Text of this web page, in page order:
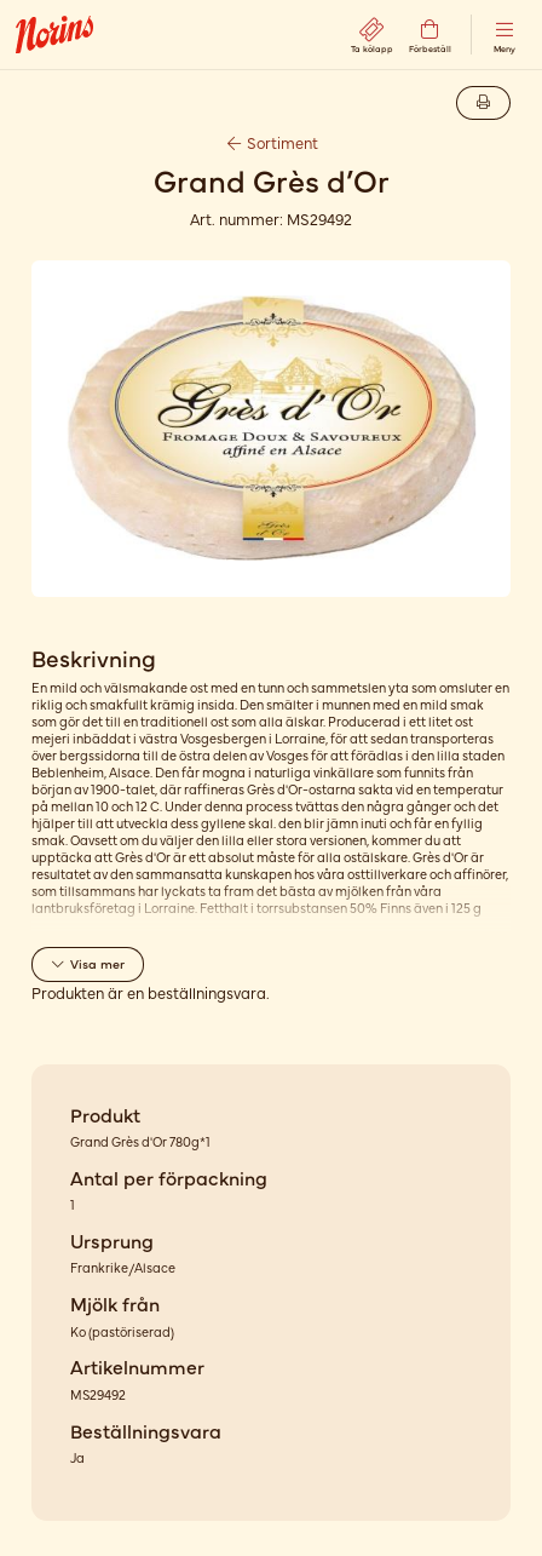
Ta kölapp Förbeställ Meny
Sortiment
Grand Grès d’Or
Art. nummer: MS29492
Beskrivning
En mild och välsmakande ost med en tunn och sammetslen yta som omsluter en
riklig och smakfullt krämig insida. Den smälter i munnen med en mild smak
som gör det till en traditionell ost som alla älskar. Producerad i ett litet ost
mejeri inbäddat i västra Vosgesbergen i Lorraine, för att sedan transporteras
över bergssidorna till de östra delen av Vosges för att förädlas i den lilla staden
Beblenheim, Alsace. Den får mogna i naturliga vinkällare som funnits från
början av 1900-talet, där raffineras Grès d'Or-ostarna sakta vid en temperatur
på mellan 10 och 12 C. Under denna process tvättas den några gånger och det
hjälper till att utveckla dess gyllene skal. den blir jämn inuti och får en fyllig
smak. Oavsett om du väljer den lilla eller stora versionen, kommer du att
upptäcka att Grès d'Or är ett absolut måste för alla ostälskare. Grès d'Or är
resultatet av den sammansatta kunskapen hos våra osttillverkare och affinörer,
som tillsammans har lyckats ta fram det bästa av mjölken från våra
lantbruksföretag i Lorraine. Fetthalt i torrsubstansen 50% Finns även i 125 g
Visamer
Produkten är en beställningsvara.
Produkt
Grand Grès d'Or 780g*1
Antal per förpackning
1
Ursprung
Frankrike/Alsace
Mjölk från
Ko(pastöriserad)
Artikelnummer
MS29492
Beställningsvara
Ja